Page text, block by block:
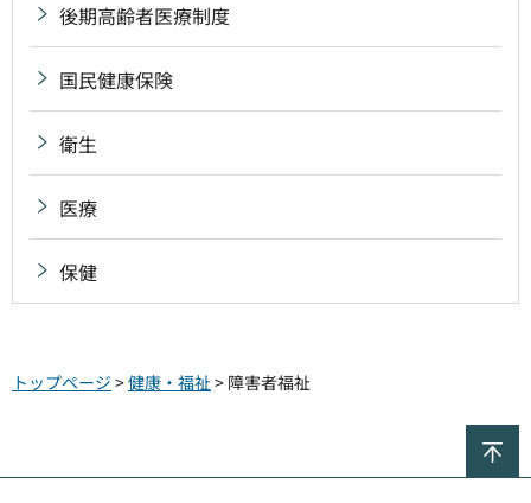
後期高齢者医療制度
国民健康保険
衛生
医療
保健
トップページ >健康・福祉 > 障害者福祉